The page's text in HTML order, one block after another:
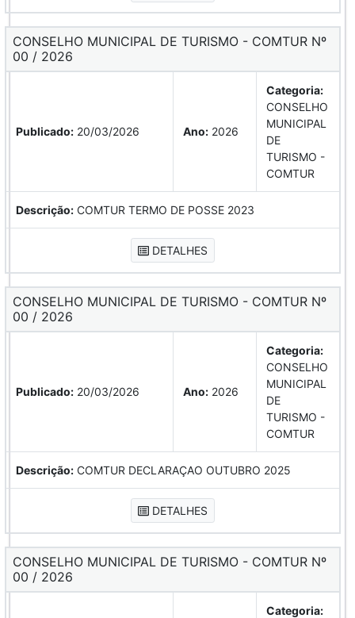
CONSELHO MUNICIPAL DE TURISMO - COMTUR Nº
00 / 2026
Publicado: 20/03/2026 Ano: 2026
Categoria:
CONSELHO
MUNICIPAL
DE
TURISMO -
COMTUR
Descrição: COMTUR TERMO DE POSSE 2023
DETALHES
CONSELHO MUNICIPAL DE TURISMO - COMTUR Nº
00 / 2026
Publicado: 20/03/2026 Ano: 2026
Categoria:
CONSELHO
MUNICIPAL
DE
TURISMO -
COMTUR
Descrição: COMTUR DECLARAÇAO OUTUBRO 2025
DETALHES
CONSELHO MUNICIPAL DE TURISMO - COMTUR Nº
00 / 2026
Categoria: